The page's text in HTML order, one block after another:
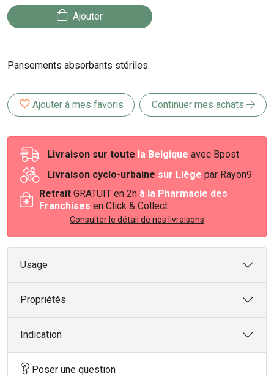
Ajouter
Pansements absorbants stériles.
Ajouter à mes favoris Continuer mes achats
Livraison sur toute la Belgique avec Bpost
Livraison cyclo-urbaine sur Liège par Rayon9
Retrait GRATUIT en 2h à la Pharmacie des
Franchises en Click & Collect
Consulter le détail de nos livraisons
Usage
Propriétés
Indication
Poser une question